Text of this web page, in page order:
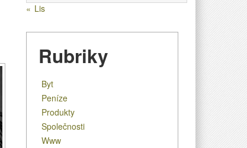
« Lis
Rubriky
Byt
Peníze
Produkty
Společnosti
Www